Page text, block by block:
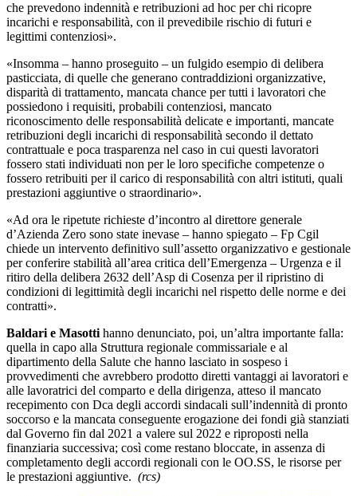
che prevedono indennità e retribuzioni ad hoc per chi ricopre
incarichi e responsabilità, con il prevedibile rischio di futuri e
legittimi contenziosi».
«Insomma – hanno proseguito – un fulgido esempio di delibera
pasticciata, di quelle che generano contraddizioni organizzative,
disparità di trattamento, mancata chance per tutti i lavoratori che
possiedono i requisiti, probabili contenziosi, mancato
riconoscimento delle responsabilità delicate e importanti, mancate
retribuzioni degli incarichi di responsabilità secondo il dettato
contrattuale e poca trasparenza nel caso in cui questi lavoratori
fossero stati individuati non per le loro specifiche competenze o
fossero retribuiti per il carico di responsabilità con altri istituti, quali
prestazioni aggiuntive o straordinario».
«Ad ora le ripetute richieste d’incontro al direttore generale
d’Azienda Zero sono state inevase – hanno spiegato – Fp Cgil
chiede un intervento definitivo sull’assetto organizzativo e gestionale
per conferire stabilità all’area critica dell’Emergenza – Urgenza e il
ritiro della delibera 2632 dell’Asp di Cosenza per il ripristino di
condizioni di legittimità degli incarichi nel rispetto delle norme e dei
contratti».
Baldari e Masottihanno denunciato, poi, un’altra importante falla:
quella in capo alla Struttura regionale commissariale e al
dipartimento della Salute che hanno lasciato in sospeso i
provvedimenti che avrebbero prodotto diretti vantaggi ai lavoratori e
alle lavoratrici del comparto e della dirigenza, atteso il mancato
recepimento con Dca degli accordi sindacali sull’indennità di pronto
soccorso e la mancata conseguente erogazione dei fondi già stanziati
dal Governo fin dal 2021 a valere sul 2022 e riproposti nella
finanziaria successiva; così come restano bloccate, in assenza di
completamento degli accordi regionali con le OO.SS, le risorse per
le prestazioni aggiuntive. (rcs)